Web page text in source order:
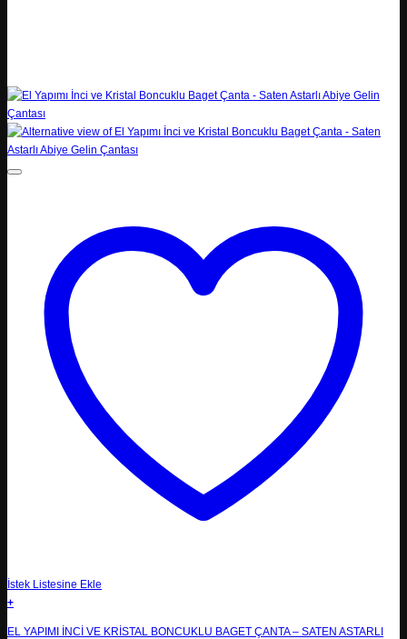
İstek Listesine Ekle
+
EL YAPIMI İNCI VE KRISTAL BONCUKLU BAGET ÇANTA – SATEN ASTARLI